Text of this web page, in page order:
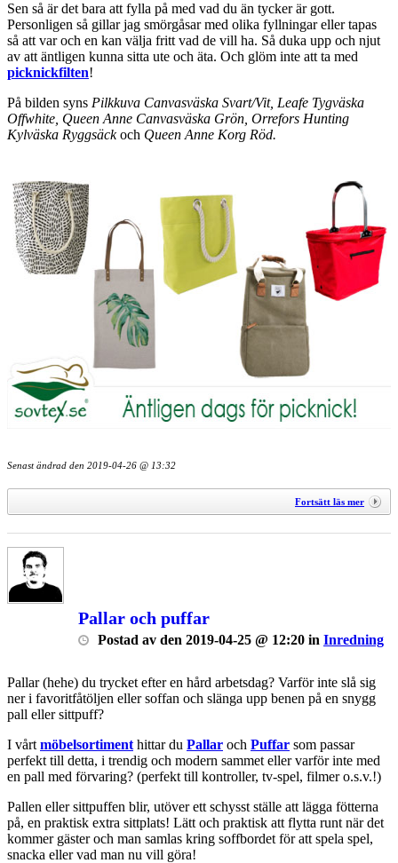
Sen så är det bara att fylla på med vad du än tycker är gott.
Personligen så gillar jag smörgåsar med olika fyllningar eller tapas
så att var och en kan välja fritt vad de vill ha. Så duka upp och njut
av att äntligen kunna sitta ute och äta. Och glöm inte att ta med
picknickfilten!
På bilden syns Pilkkuva Canvasväska Svart/Vit, Leafe Tygväska
Offwhite, Queen Anne Canvasväska Grön, Orrefors Hunting
Kylväska Ryggsäckoch Queen Anne Korg Röd.
Senast ändrad den 2019-04-26 @ 13:32
Fortsätt läs mer
Pallar och puffar
Postad av den 2019-04-25 @ 12:20 in Inredning
Pallar (hehe) du trycket efter en hård arbetsdag? Varför inte slå sig
ner i favoritfåtöljen eller soffan och slänga upp benen på en snygg
pall eller sittpuff?
I vårtmöbelsortimenthittar du Pallar och Puffar som passar
perfekt till detta, i trendig och modern sammet eller varför inte med
en pall med förvaring? (perfekt till kontroller, tv-spel, filmer o.s.v.!)
Pallen eller sittpuffen blir, utöver ett schysst ställe att lägga fötterna
på, en praktisk extra sittplats! Lätt och praktisk att flytta runt när det
kommer gäster och man samlas kring soffbordet för att spela spel,
snacka eller vad man nu vill göra!